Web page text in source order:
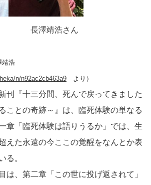
澤靖浩さん
靖浩
n/n92ac2cb463a9 より）
刊『十三分間、死んで戻ってきました
ことの奇跡～』は、臨死体験の単なる
章「臨死体験は語りうるか」では、生
えた永遠の今ここの覚醒をなんとか表
る。
は、第二章「この世に投げ返されて」